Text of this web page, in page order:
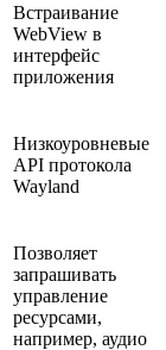
Встраивание
WebView в
интерфейс
приложения
Низкоуровневые
API протокола
Waуland
Позволяет
запрашивать
управление
ресурсами,
например, аудио